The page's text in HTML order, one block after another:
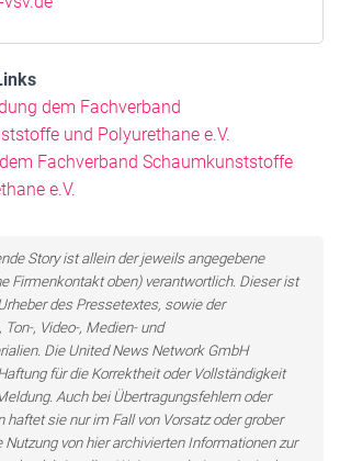
dem Fachverband
und Polyurethane e.V.
Fachverband Schaumkunststoffe
e.V.
Story ist allein der jeweils angegebene
Firmenkontakt oben) verantwortlich. Dieser ist
des Pressetextes, sowie der
Ton-, Video-, Medien- und
Die United News Network GmbH
für die Korrektheit oder Vollständigkeit
Auch bei Übertragungsfehlern oder
haftet sie nur im Fall von Vorsatz oder grober
Nutzung von hier archivierten Informationen zur